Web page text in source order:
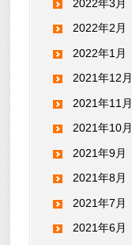
2022年3月
2022年2月
2022年1月
2021年12月
2021年11月
2021年10月
2021年9月
2021年8月
2021年7月
2021年6月